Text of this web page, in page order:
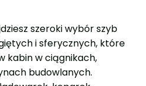
szeroki wybór szyb
i sferycznych, które
kabin w ciągnikach,
budowlanych.